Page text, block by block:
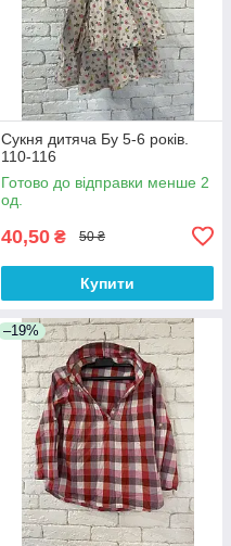
Сукня дитяча Бу 5-6 років.
110-116
Готово до відправки менше 2
од.
40,50 ₴ 50 ₴
Купити
–19%